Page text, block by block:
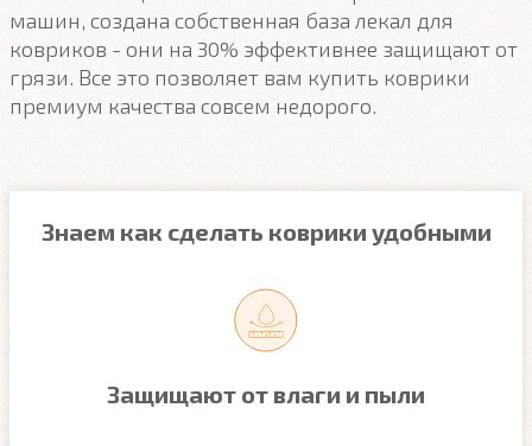
машин, создана собственная база лекал для
ковриков - они на 30% эффективнее защищают от
грязи. Все это позволяет вам купить коврики
премиум качества совсем недорого.
Знаем как сделать коврики удобными
Защищают от влаги и пыли